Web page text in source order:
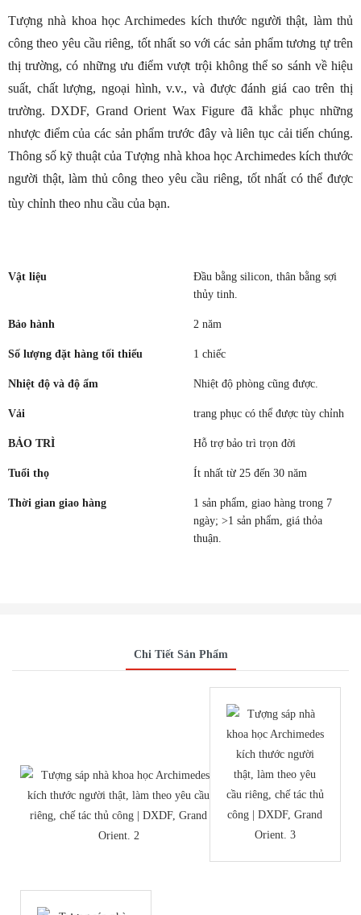
Tượng nhà khoa học Archimedes kích thước người thật, làm thủ
công theo yêu cầu riêng, tốt nhất so với các sản phẩm tương tự trên
thị trường, có những ưu điểm vượt trội không thể so sánh về hiệu
suất, chất lượng, ngoại hình, v.v., và được đánh giá cao trên thị
trường. DXDF, Grand Orient Wax Figure đã khắc phục những
nhược điểm của các sản phẩm trước đây và liên tục cải tiến chúng.
Thông số kỹ thuật của Tượng nhà khoa học Archimedes kích thước
người thật, làm thủ công theo yêu cầu riêng, tốt nhất có thể được
tùy chỉnh theo nhu cầu của bạn.
Vật liệu
Đầu bằng silicon, thân bằng sợi
thủy tinh.
Bảo hành 2 năm
Số lượng đặt hàng tối thiểu 1 chiếc
Nhiệt độ và độ ẩm Nhiệt độ phòng cũng được.
Vải trang phục có thể được tùy chỉnh
BẢO TRÌ Hỗ trợ bảo trì trọn đời
Tuổi thọ Ít nhất từ ​​25 đến 30 năm
Thời gian giao hàng
1 sản phẩm, giao hàng trong 7
ngày; >1 sản phẩm, giá thỏa
thuận.
Chi Tiết Sản Phẩm